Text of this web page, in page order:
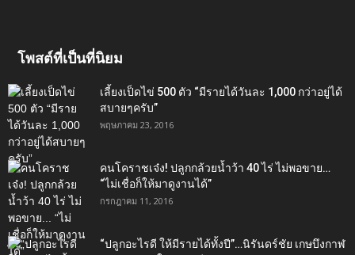
โพสต์ที่เป็นที่นิยม
เลี้ยงเป็ดไข่ 500 ตัว “มีรายได้วันละ 1,000 กว่าอยู่ได้
สบายๆครับ”
พฤษภาคม 23, 2016
คนโคราชเจ๋ง! ปลูกกล้วยน้ำว้า 40 ไร่ ไม่พอขาย…
“ไม่เชื่อก็ให้มาดูงานได้”‬
กรกฎาคม 11, 2016
“ปลูกอะไรดี ให้มีรายได้ทั้งปี”…นิรันดร์ชัย เกษบึงกาฬ